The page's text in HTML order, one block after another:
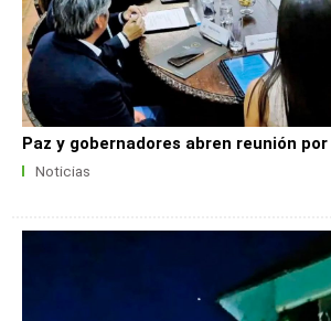
Paz y gobernadores abren reunión
Noticias